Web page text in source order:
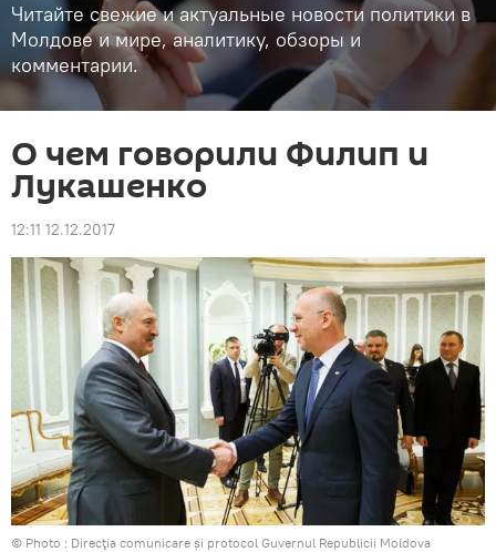
Читайте свежие и актуальные новости политики в
Молдове и мире, аналитику, обзоры и
комментарии.
О чем говорили Филип и
Лукашенко
12:11 12.12.2017
© Photo : Direcţia comunicare și protocol Guvernul Republicii Moldova